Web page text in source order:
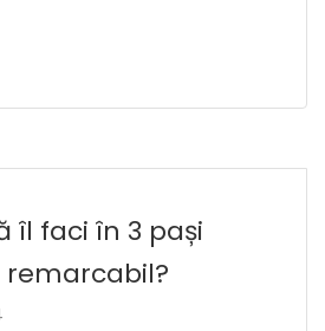
îl faci în 3 pași